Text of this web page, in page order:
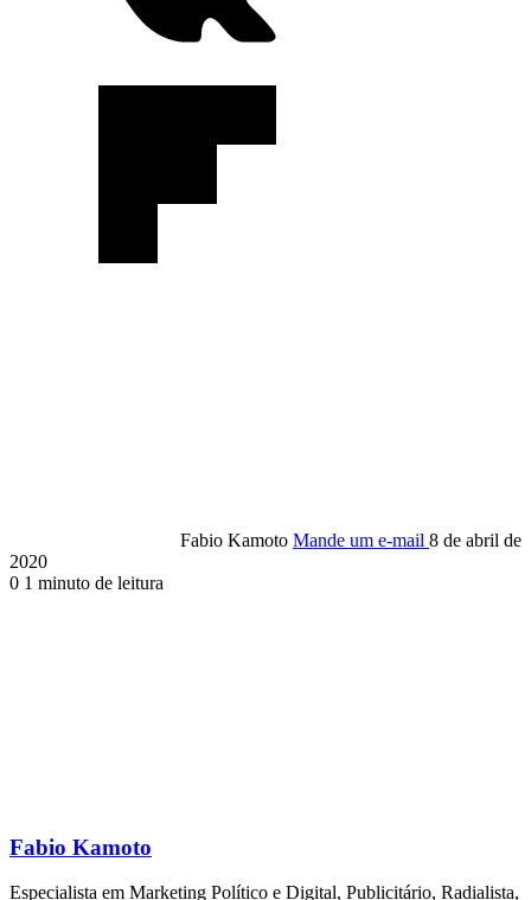
Fabio Kamoto Mande um e-mail 8 de abril de
2020
0 1 minuto de leitura
Fabio Kamoto
Especialista em Marketing Político e Digital, Publicitário, Radialista,